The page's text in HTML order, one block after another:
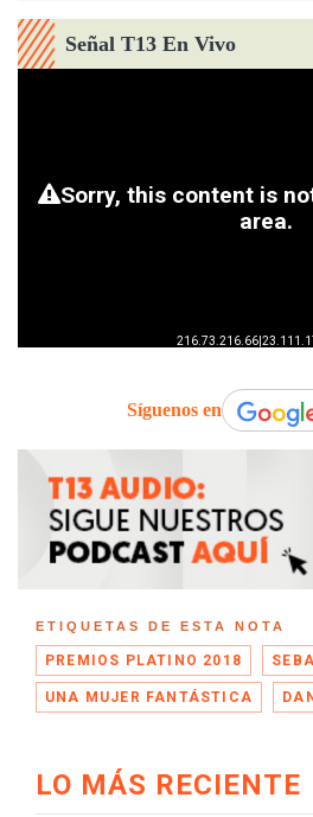
Señal T13 En Vivo
Síguenos en
ETIQUETAS DE ESTA NOTA
PREMIOS PLATINO 2018
UNA MUJER FANTÁSTICA
LO MÁS RECIENTE